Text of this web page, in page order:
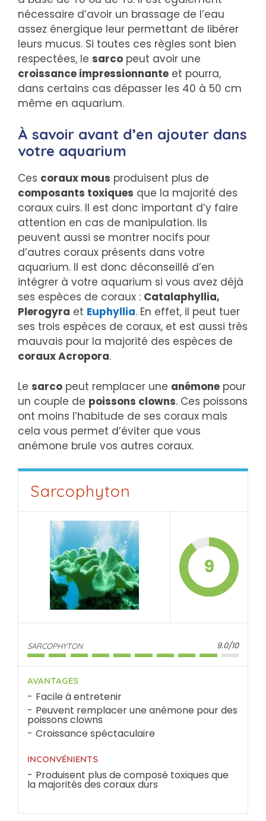
nécessaire d’avoir un brassage de l’eau
assez énergique leur permettant de libérer
leurs mucus. Si toutes ces règles sont bien
respectées, le sarco peut avoir une
croissance impressionnante et pourra,
dans certains cas dépasser les 40 à 50 cm
même en aquarium.
À savoir avant d’en ajouter dans
votre aquarium
Ces coraux mous produisent plus de
composants toxiques que la majorité des
coraux cuirs. Il est donc important d’y faire
attention en cas de manipulation. Ils
peuvent aussi se montrer nocifs pour
d’autres coraux présents dans votre
aquarium. Il est donc déconseillé d’en
intégrer à votre aquarium si vous avez déjà
ses espèces de coraux : Catalaphyllia,
Plerogyra et Euphyllia. En effet, il peut tuer
ses trois espèces de coraux, et est aussi très
mauvais pour la majorité des espèces de
coraux Acropora.
Le sarco peut remplacer une anémone pour
un couple de poissons clowns. Ces poissons
ont moins l’habitude de ses coraux mais
cela vous permet d’éviter que vous
anémone brule vos autres coraux.
Sarcophyton
9
SARCOPHYTON 9.0/10
AVANTAGES
Facile à entretenir
Peuvent remplacer une anémone pour des
poissons clowns
Croissance spéctaculaire
INCONVÉNIENTS
Produisent plus de composé toxiques que
la majorités des coraux durs